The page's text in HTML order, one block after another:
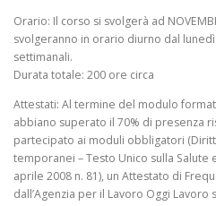
Orario: Il corso si svolgerà ad
svolgeranno in orario diurno dal
settimanali.
Durata totale: 200 ore circa
Attestati: Al termine del modulo
abbiano superato il 70% di presenza
partecipato ai moduli obbligatori
temporanei – Testo Unico sulla Salute
aprile 2008 n. 81), un Attestato di
dall’Agenzia per il Lavoro Oggi Lavoro